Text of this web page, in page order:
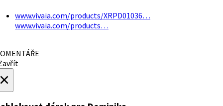
www.vivaia.com/products/XRPD01036…
www.vivaia.com/products…